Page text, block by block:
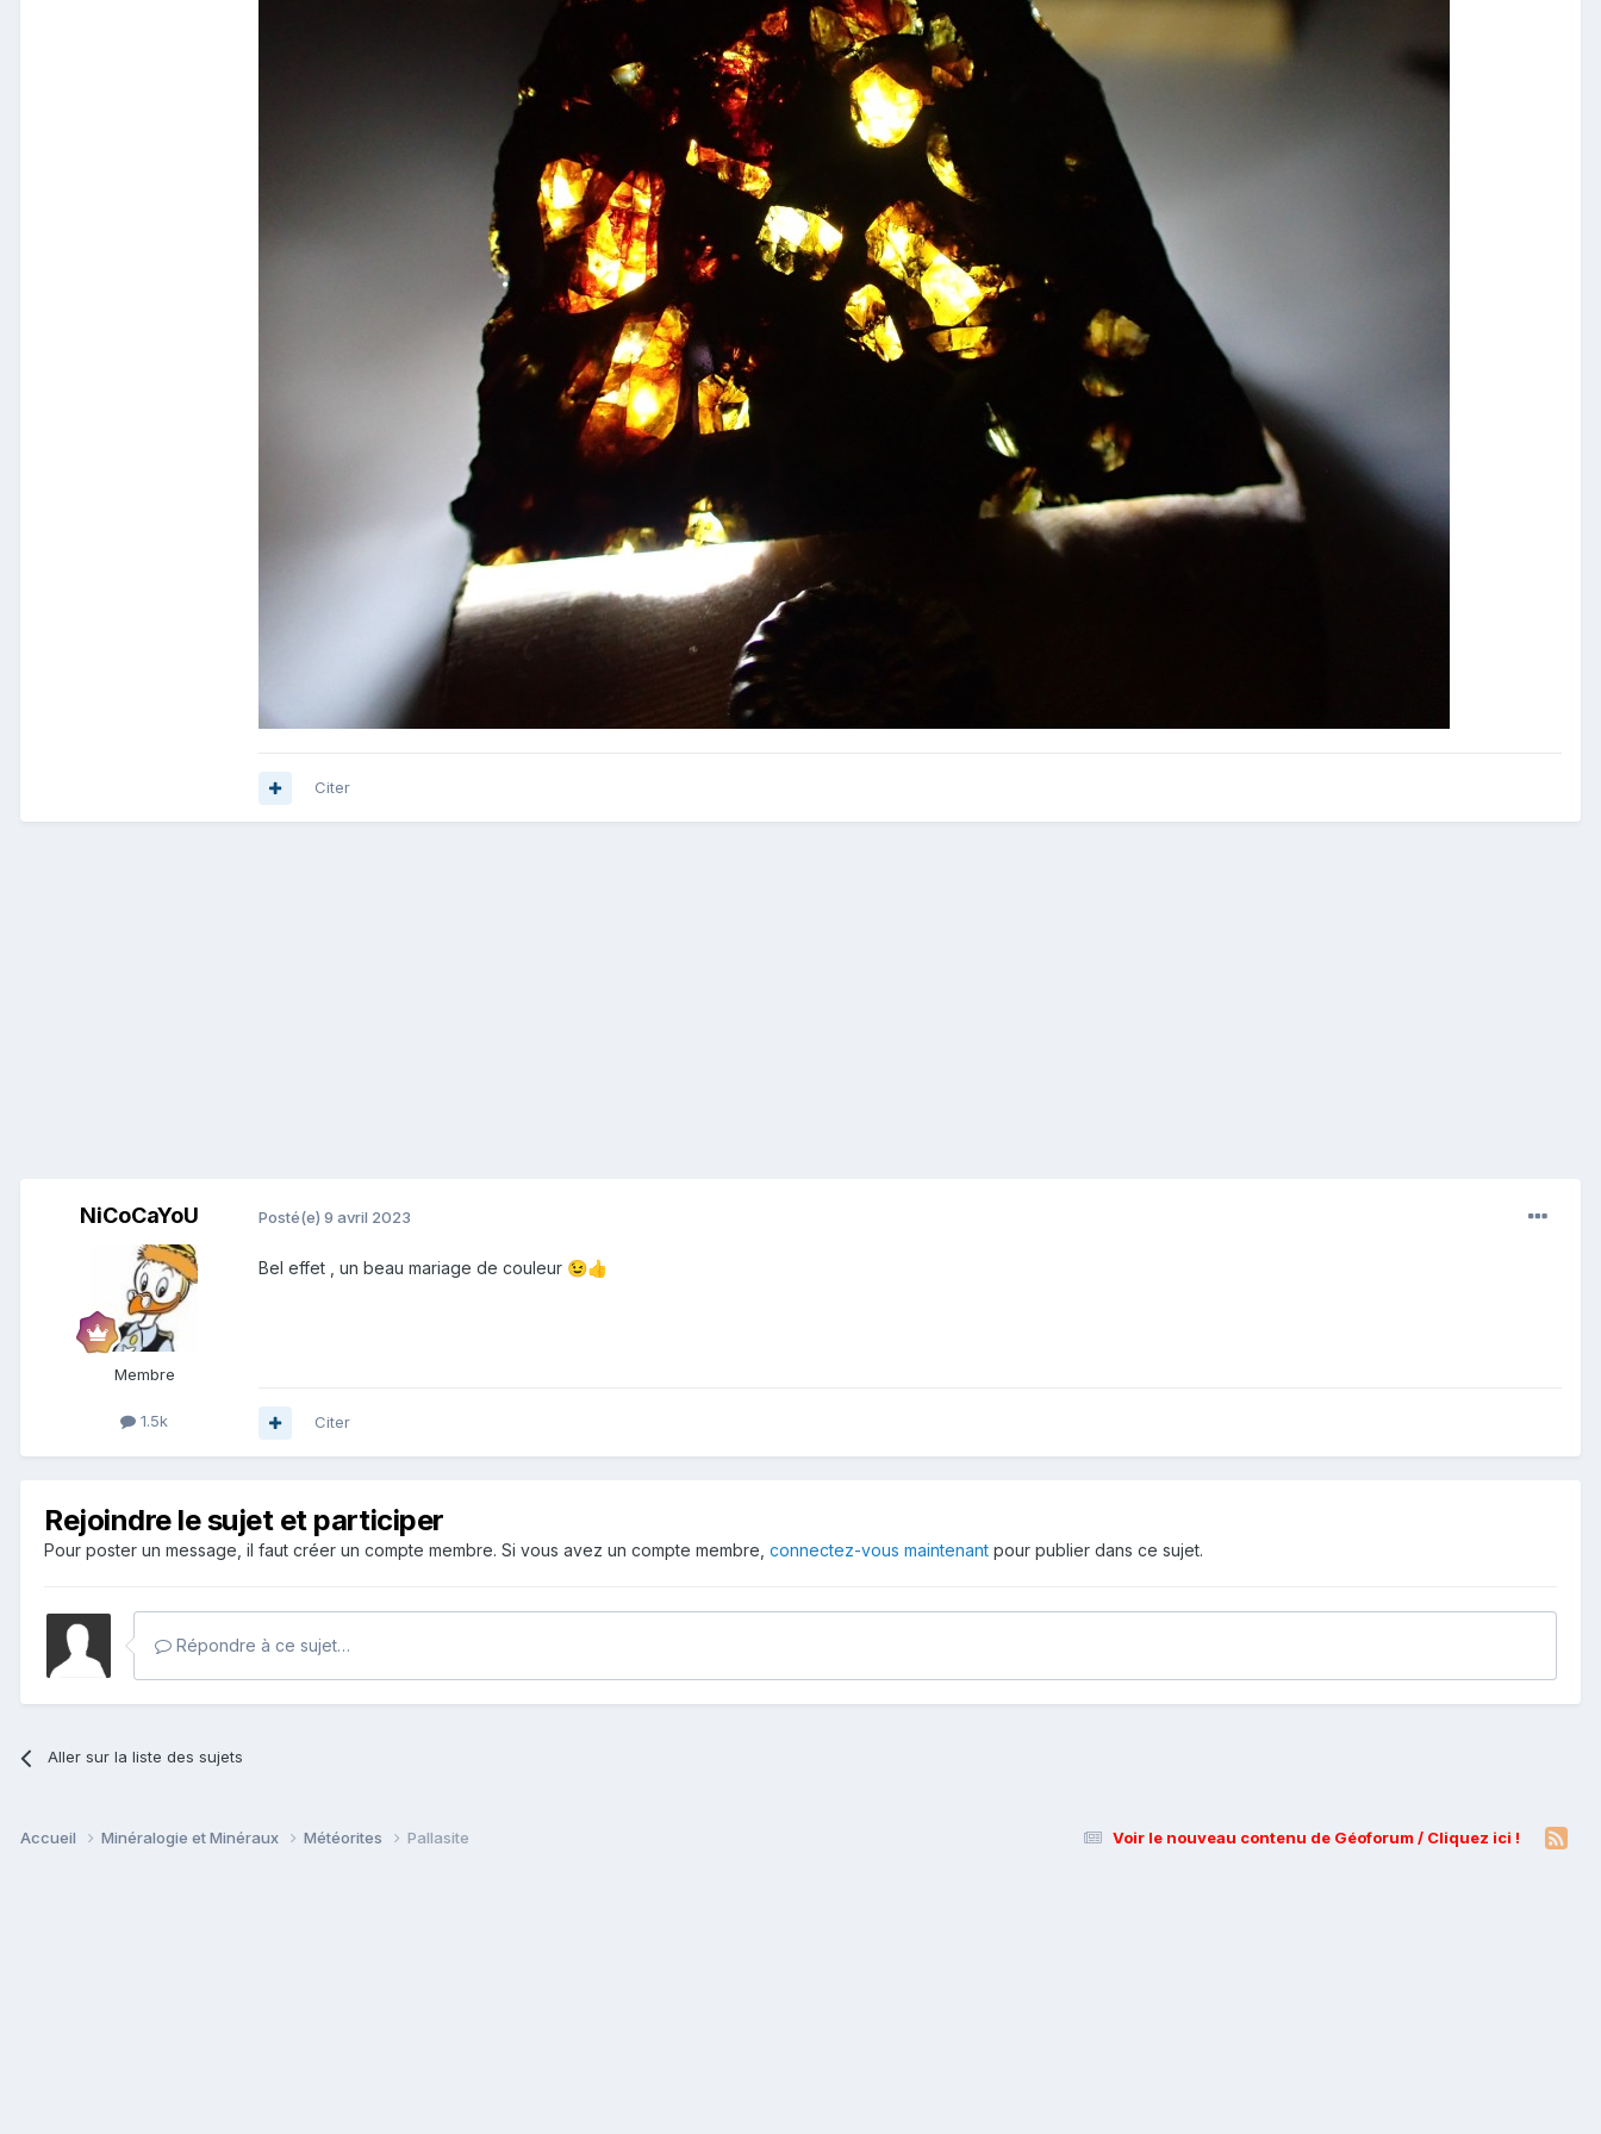
Citer
NiCoCaYoU
Membre
1.5k
Posté(e) 9 avril 2023
Bel effet , un beau mariage de couleur 😉👍
Citer
Rejoindre le sujet et participer
Pour poster un message, il faut créer un compte membre. Si vous avez un compte membre, connectez-vous maintenant pour publier dans ce sujet.
Répondre à ce sujet…
Aller sur la liste des sujets
Voir le nouveau contenu de Géoforum / Cliquez ici !
Accueil Minéralogie et Minéraux Météorites Pallasite